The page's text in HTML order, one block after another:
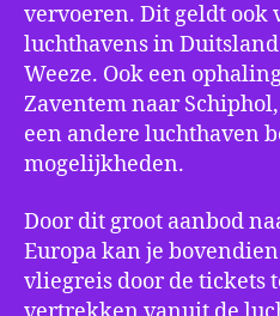
vervoeren. Dit geldt ook
luchthavens in
Weeze. Ook een
Zaventem naar
een andere luchthaven
mogelijkheden.
Door dit groot aanbod
Europa kan je
vliegreis door de tickets